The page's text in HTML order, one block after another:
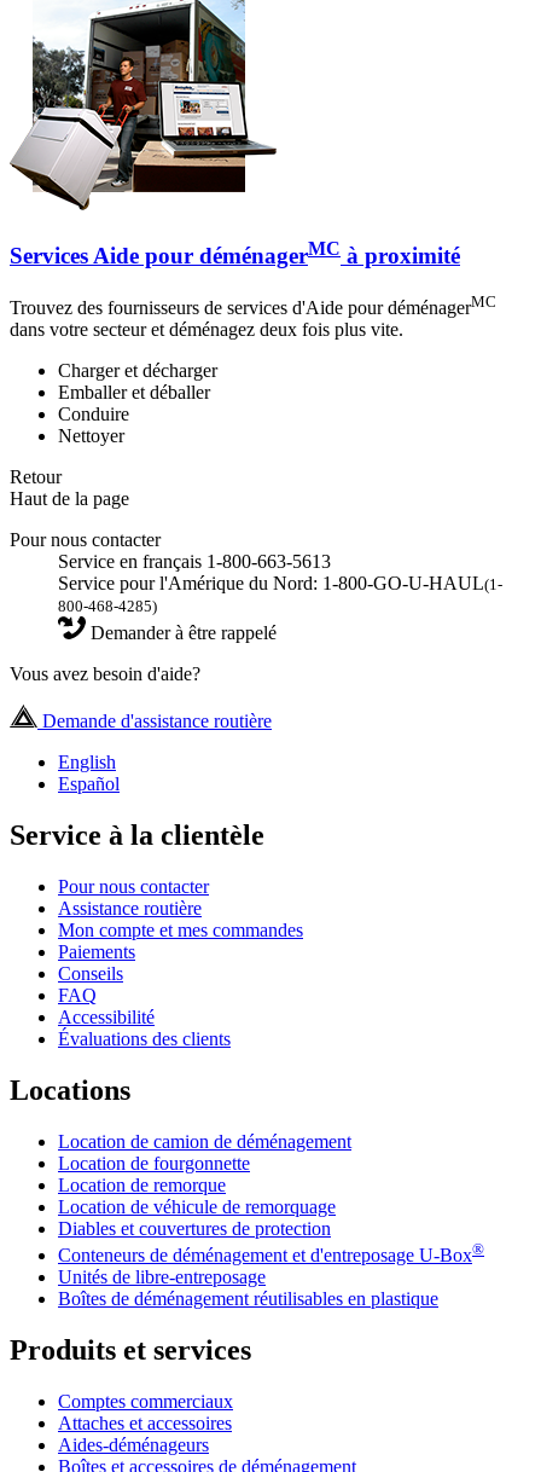
Services Aide pour déménagerMC à proximité
Trouvez des fournisseurs de services d'Aide pour déménagerMC
dans votre secteur et déménagez deux fois plus vite.
Charger et décharger
Emballer et déballer
Conduire
Nettoyer
Retour
Haut de la page
Pour nous contacter
Service en français 1-800-663-5613
Service pour l'Amérique du Nord: 1-800-GO-U-HAUL(1-
800-468-4285)
Demander à être rappelé
Vous avez besoin d'aide?
Demande d'assistance routière
English
Español
Service à la clientèle
Pour nous contacter
Assistance routière
Mon compte et mes commandes
Paiements
Conseils
FAQ
Accessibilité
Évaluations des clients
Locations
Location de camion de déménagement
Location de fourgonnette
Location de remorque
Location de véhicule de remorquage
Diables et couvertures de protection
Conteneurs de déménagement et d'entreposage U-Box®
Unités de libre-entreposage
Boîtes de déménagement réutilisables en plastique
Produits et services
Comptes commerciaux
Attaches et accessoires
Aides-déménageurs
Boîtes et accessoires de déménagement